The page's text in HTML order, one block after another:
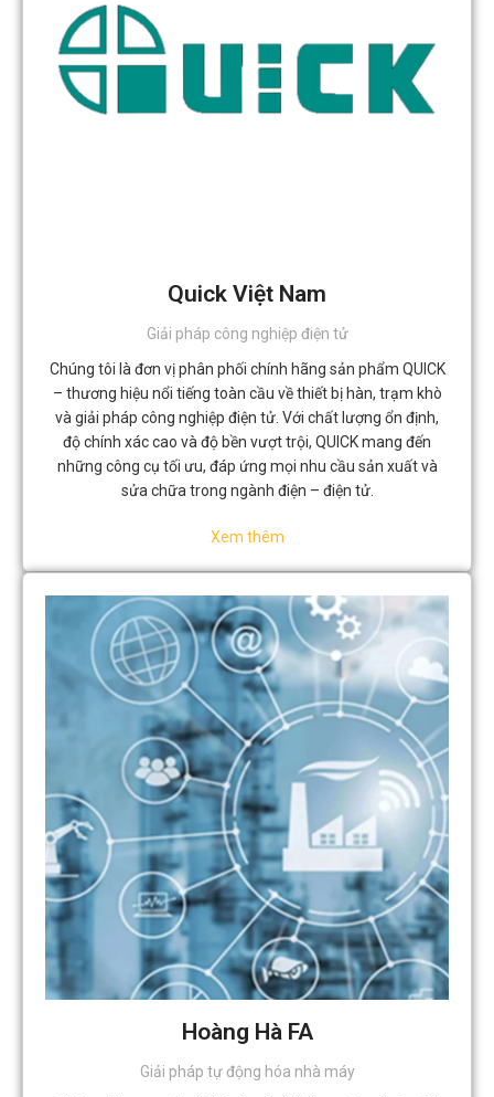
Quick Việt Nam
Giải pháp công nghiệp điện tử
Chúng tôi là đơn vị phân phối chính hãng sản phẩm QUICK
– thương hiệu nổi tiếng toàn cầu về thiết bị hàn, trạm khò
và giải pháp công nghiệp điện tử. Với chất lượng ổn định,
độ chính xác cao và độ bền vượt trội, QUICK mang đến
những công cụ tối ưu, đáp ứng mọi nhu cầu sản xuất và
sửa chữa trong ngành điện – điện tử.
Xem thêm
Hoàng Hà FA
Giải pháp tự động hóa nhà máy